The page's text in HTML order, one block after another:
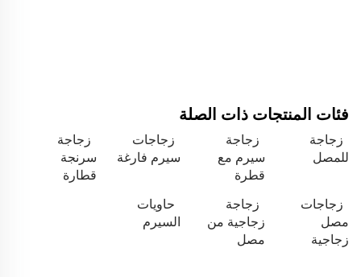
فئات المنتجات ذات الصلة
زجاجة
للمصل
زجاجة
سيرم مع
قطرة
زجاجات
سيرم فارغة
زجاجة
سرنجة
قطارة
زجاجات
مصل
زجاجية
زجاجة
زجاجية من
مصل
حاويات
السيرم